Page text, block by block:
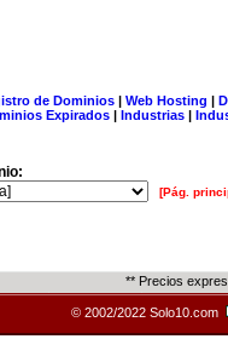
de Dominios| Web Hosting |
Expirados | Industrias |
[Pág.
** Precios
© 2002/2022 Solo10.com